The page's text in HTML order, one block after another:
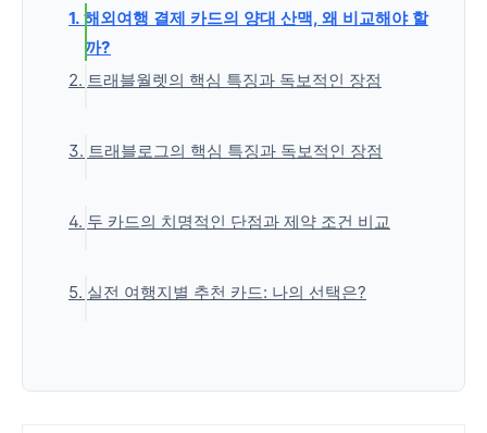
1. 해외여행 결제 카드의 양대 산맥, 왜 비교해야 할
까?
2. 트래블월렛의 핵심 특징과 독보적인 장점
2.2. 남은 잔액 환급 수수료 0원(무료)
3. 트래블로그의 핵심 특징과 독보적인 장점
3.2. 하나머니 앱과의 강력한 금융 연동 및 결
4. 두 카드의 치명적인 단점과 제약 조건 비교
도 제한
5. 실전 여행지별 추천 카드: 나의 선택은?
5.2. 동남아, 대만, 중국 및 장기 배낭 여행자 -